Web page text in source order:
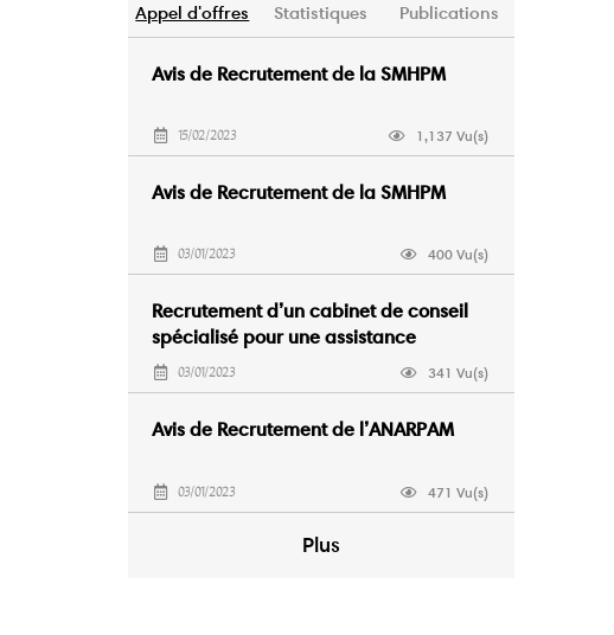
Appel d'offres Statistiques Publications
Avis de Recrutement de la SMHPM
15/02/2023 1,137 Vu(s)
Avis de Recrutement de la SMHPM
03/01/2023 400 Vu(s)
Recrutement d’un cabinet de conseil
spécialisé pour une assistance
juridique
03/01/2023 341 Vu(s)
Avis de Recrutement de l’ANARPAM
03/01/2023 471 Vu(s)
Plus